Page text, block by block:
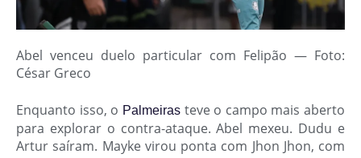
Abel venceu duelo particular com Felipão — Foto:
César Greco
Enquanto isso, o Palmeirasteve o campo mais aberto
para explorar o contra-ataque. Abel mexeu. Dudu e
Artur saíram. Mayke virou ponta com Jhon Jhon, com